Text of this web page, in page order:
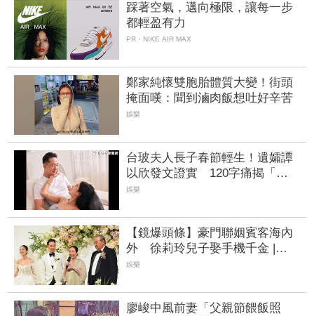
踩著空氣，邁向極限，讓每一步
都輕盈有力
PR・NIKE AIR MAX
鄭家純懷雙胞胎體質大變！街頭
掩面嘆：聞到滷肉飯想吐好辛苦
娛樂
台玻夫人長子春節輕生！遺孀譚
以欣發文證實 120字痛揭「不
實內容是二次傷害」
娛樂
【鏡爆頭條】豪門聯姻賓客海內
外 徐莉玲兒子娶手機千金 |
FTNN 新聞網
娛樂
廖峻中風前妻「父親節餵飯照